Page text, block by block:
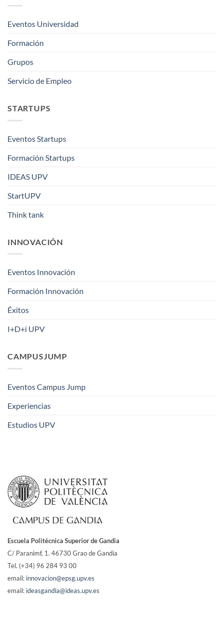
Eventos Universidad
Formación
Grupos
Servicio de Empleo
STARTUPS
Eventos Startups
Formación Startups
IDEAS UPV
StartUPV
Think tank
INNOVACIÓN
Eventos Innovación
Formación Innovación
Éxitos
I+D+i UPV
CAMPUSJUMP
Eventos Campus Jump
Experiencias
Estudios UPV
Escuela Politécnica Superior de Gandia
C/ Paranimf, 1. 46730 Grao de Gandia
Tel. (+34) 96 284 93 00
email: innovacion@epsg.upv.es
email: ideasgandia@ideas.upv.es